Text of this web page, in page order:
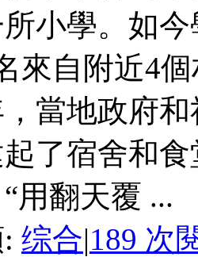
小學。如
來自附近4
當地政府
了宿舍和
用翻天覆 ...
综合|189 次